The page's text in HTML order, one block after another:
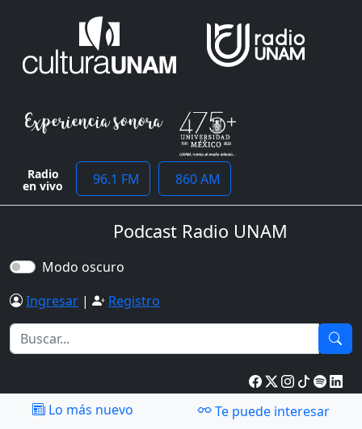
Radio
en vivo 96.1 FM 860 AM
Podcast Radio UNAM
Modo oscuro
Ingresar | Registro
Lo más nuevo
Te puede interesar